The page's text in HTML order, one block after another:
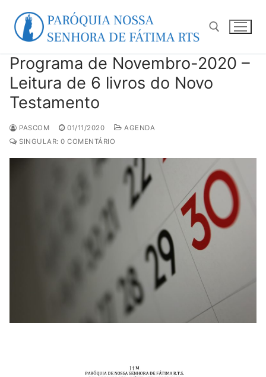
para
Pesquisar por:
Programa de Novembro-2020 –
Leitura de 6 livros do Novo
Testamento
PASCOM 01/11/2020
AGENDA
SINGULAR: 0 COMENTÁRIO